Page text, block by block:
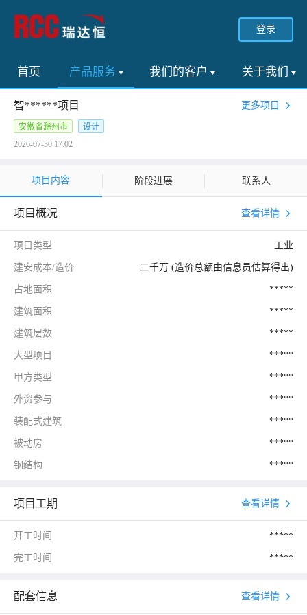
登录
首页 产品服务 我们的客户 关于我们
智******项目 更多项目
安徽省滁州市
设计
2026-07-30 17:02
项目内容 阶段进展 联系人
项目概况 查看详情
项目类型 工业
建安成本/造价 二千万 (造价总额由信息员估算得出)
占地面积 *****
建筑面积 *****
建筑层数 *****
大型项目 *****
甲方类型 *****
外资参与 *****
装配式建筑 *****
被动房 *****
钢结构 *****
项目工期 查看详情
开工时间 *****
完工时间 *****
配套信息 查看详情